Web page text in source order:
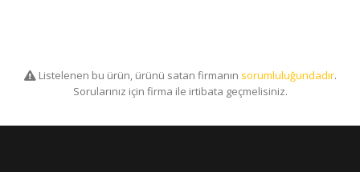
Listelenen bu ürün, ürünü satan firmanın sorumluluğundadır.
Sorularınız için firma ile irtibata geçmelisiniz.